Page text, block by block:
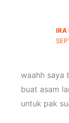
IRA
waahh saya
buat asam
untuk pak